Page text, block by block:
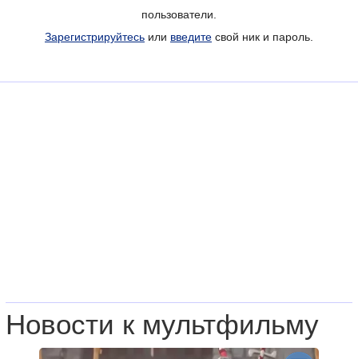
пользователи.
Зарегистрируйтесь или введите свой ник и пароль.
Новости к мультфильму